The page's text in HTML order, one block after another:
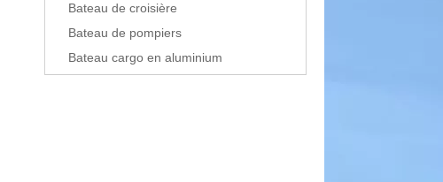
Bateau de croisière
Bateau de pompiers
Bateau cargo en aluminium